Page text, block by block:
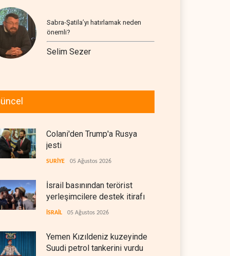
Sabra-Şatila’yı hatırlamak neden
önemli?
Selim Sezer
Colani'den Trump'a Rusya
jesti
SURİYE 05 Ağustos 2026
İsrail basınından terörist
yerleşimcilere destek itirafı
İSRAİL 05 Ağustos 2026
Yemen Kızıldeniz kuzeyinde
Suudi petrol tankerini vurdu